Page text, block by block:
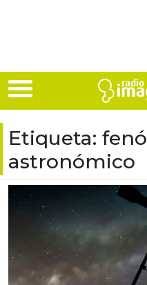
Etiqueta:
astronómico